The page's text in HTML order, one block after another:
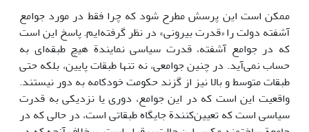
ممکن است این پرسش مطرح شود که چرا فقط در مورد جوامع
آشفته دولت را «قدرت بیرونی» در نظر گرفته‌ایم. پاسخ این است
که در جوامع آشفته، قدرت سیاسی نمایندة هیچ طبقه‌ای به
حساب نمی‌آید. در چنین جوامعی، نه تنها طبقات پایین، بلکه حتی
طبقات متوسط و بالا نیز از گزند حکومت خودکامه به دور نیستند.
واقعیت این است که در این جوامع، دوری یا نزدیکی به قدرت
سیاسی است که تعیین‌کنندة جایگاه طبقاتی است، در حالی که در